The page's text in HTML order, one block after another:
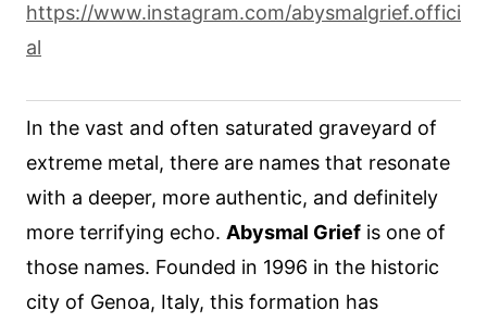
https://www.instagram.com/abysmalgrief.offici
al
In the vast and often saturated graveyard of
extreme metal, there are names that resonate
with a deeper, more authentic, and definitely
more terrifying echo. Abysmal Grief is one of
those names. Founded in 1996 in the historic
city of Genoa, Italy, this formation has